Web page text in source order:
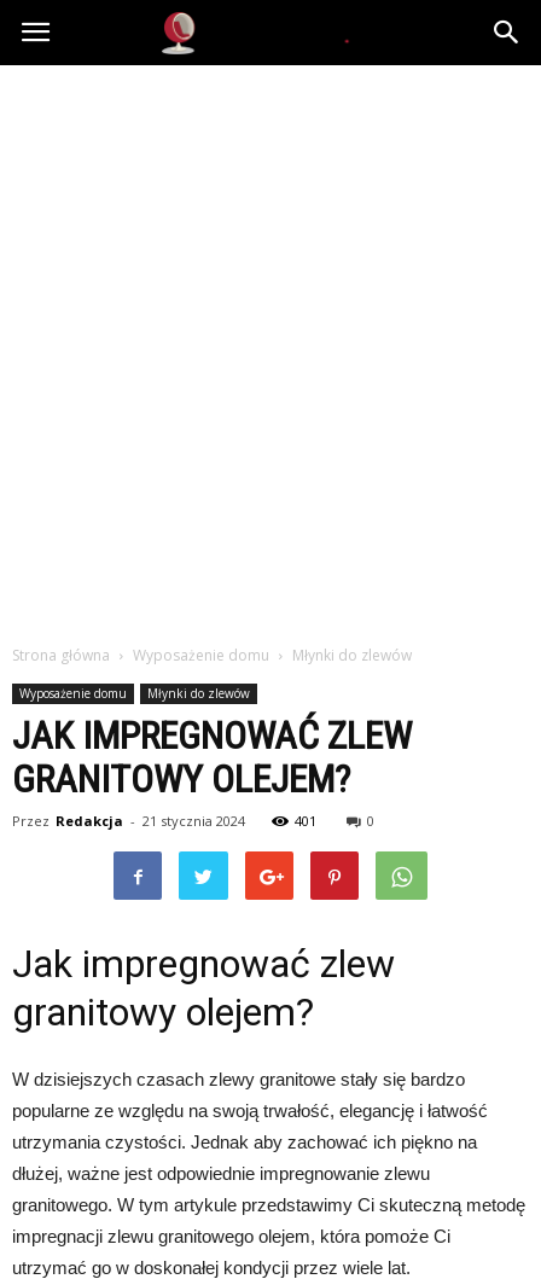
Dekoteria.pl
Strona główna Wyposażenie domu Młynki do zlewów
Wyposażenie domu Młynki do zlewów
JAK IMPREGNOWAĆ ZLEW
GRANITOWY OLEJEM?
Przez Redakcja - 21 stycznia 2024 401 0
Jak impregnować zlew
granitowy olejem?
W dzisiejszych czasach zlewy granitowe stały się bardzo
popularne ze względu na swoją trwałość, elegancję i łatwość
utrzymania czystości. Jednak aby zachować ich piękno na
dłużej, ważne jest odpowiednie impregnowanie zlewu
granitowego. W tym artykule przedstawimy Ci skuteczną metodę
impregnacji zlewu granitowego olejem, która pomoże Ci
utrzymać go w doskonałej kondycji przez wiele lat.